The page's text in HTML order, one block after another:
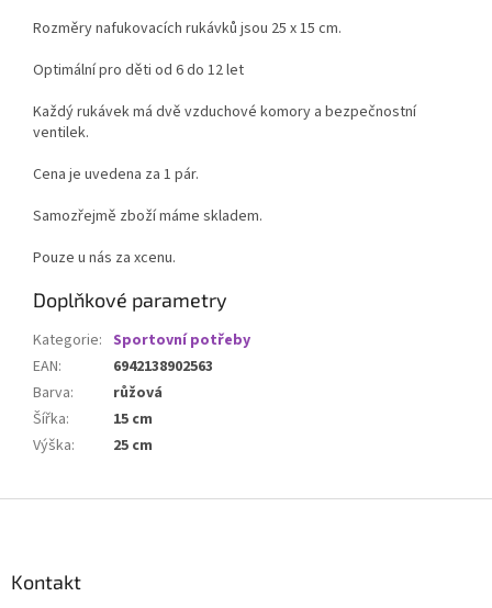
Rozměry nafukovacích rukávků jsou 25 x 15 cm.
Optimální pro děti od 6 do 12 let
Každý rukávek má dvě vzduchové komory a bezpečnostní
ventilek.
Cena je uvedena za 1 pár.
Samozřejmě zboží máme skladem.
Pouze u nás za xcenu.
Doplňkové parametry
Kategorie: Sportovní potřeby
EAN:
6942138902563
Barva:
růžová
Šířka:
15 cm
Výška: 25 cm
Kontakt